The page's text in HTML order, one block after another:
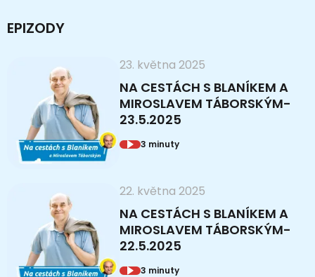
EPIZODY
23. května 2025
NA CESTÁCH S BLANÍKEM A
MIROSLAVEM TÁBORSKÝM-
23.5.2025
3 minuty
22. května 2025
NA CESTÁCH S BLANÍKEM A
MIROSLAVEM TÁBORSKÝM-
22.5.2025
3 minuty